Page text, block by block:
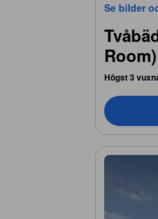
Se bilder
Room)
Högst 3